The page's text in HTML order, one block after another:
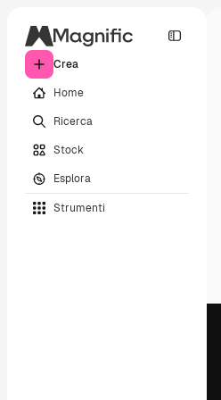
Crea
Home
Ricerca
Stock
Esplora
Strumenti